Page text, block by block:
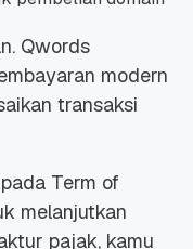
Qwords
modern
transaksi
Term of
melanjutkan
pajak, kamu